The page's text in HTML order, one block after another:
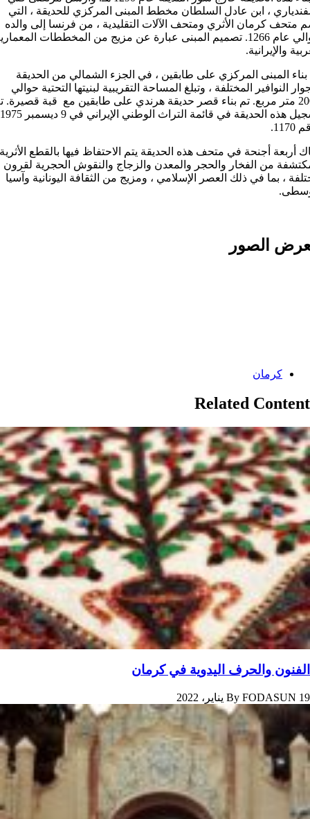
، ابن عادل السلطان مخطط المبنى المركزي للحديقة ، التي
متحف كرمان الأثري ومتحف الآلات التقليدية ، من فرنسا إلى والده
حوالي عام 1266. تصميم المبنى عبارة عن مزيج من المخططات
والإيرانية.
بناء المبنى المركزي على طابقين ، في الجزء الشمالي من الحديقة
النوافير المختلفة ، وتبلغ المساحة التقريبية لبنيتها التحتية حوالي
2000 متر مربع. تم بناء قصر حدیقة هرندي على طابقين مع قبة قصیرة.
تسجيل هذه الحديقة في قائمة التراث الوطني الإيراني في 9 ديسمبر 1975
أربعة أجنحة في متحف هذه الحدیقة يتم الاحتفاظ فیها بالقطع الأثرية
من الفخار والحجر والمعدن والزجاج والنقوش الحجرية لقرون
، بما في ذلك العصر الإسلامي ، ومزيج من الثقافة اليونانية وآسيا
الصور
Categories:
کرمان
Related Content
الفنون والحرف اليدوية في کرمان
By FODASUN 19 يناير، 2022